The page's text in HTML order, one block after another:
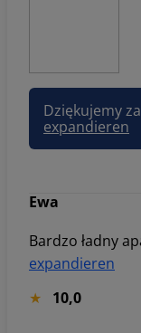
expandieren
Ewa
expandieren
10,0